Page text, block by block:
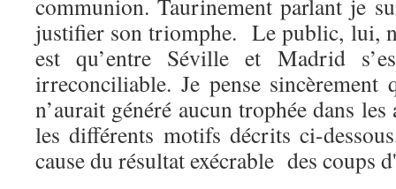
communion. Taurinement parlant je
justifier son triomphe. Le public, lui,
est qu’entre Séville et Madrid
irreconciliable. Je pense
n’aurait généré aucun trophée dans
les différents motifs décrits ci-
cause du résultat exécrable des coups